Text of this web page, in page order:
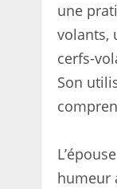
une
volants,
cerfs-
Son
humeur